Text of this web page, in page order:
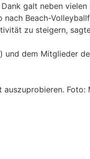
galt neben
Beach-
zu steigern,
dem Mitglieder
Foto: